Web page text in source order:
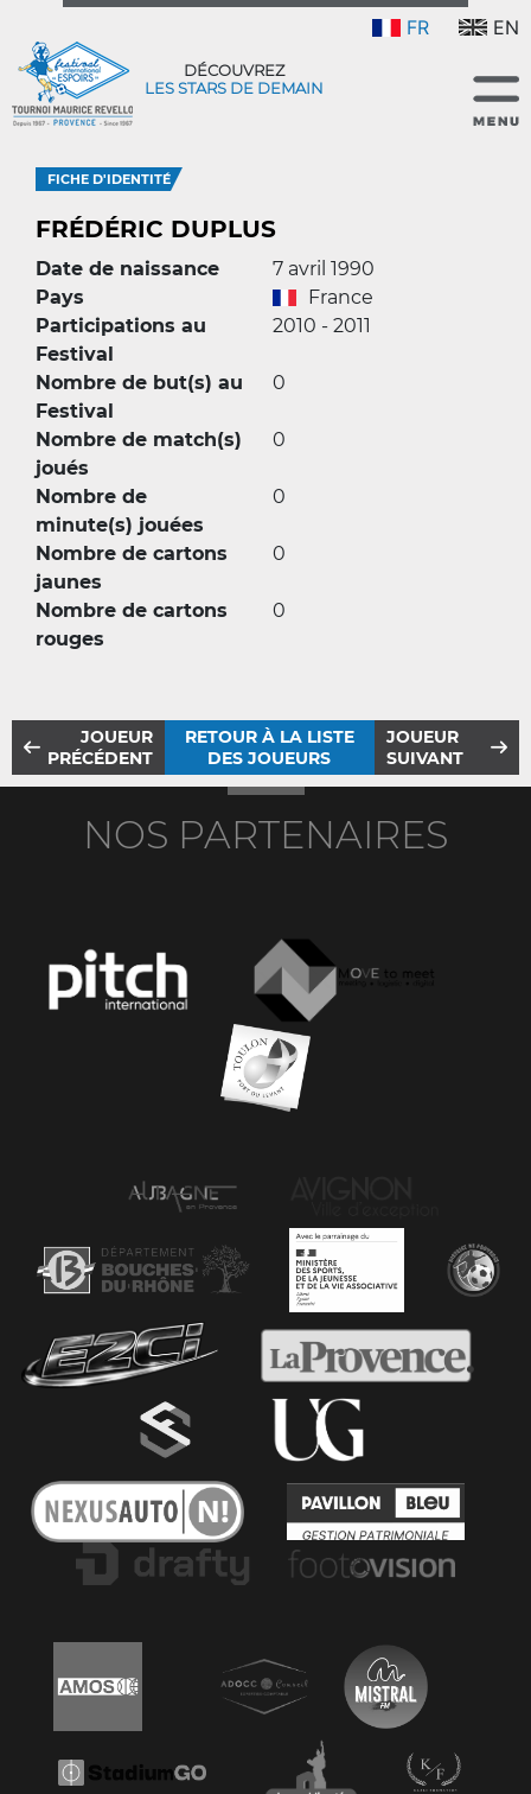
FR EN
DÉCOUVREZ
LES STARS DE DEMAIN
FICHE D'IDENTITÉ
FRÉDÉRIC DUPLUS
Date de naissance
7 avril 1990
Pays
France
Participations au
Festival
2010 - 2011
Nombre de but(s) au
Festival
0
Nombre de match(s)
joués
0
Nombre de
minute(s) jouées
0
Nombre de cartons
jaunes
0
Nombre de cartons
rouges
0
JOUEUR
PRÉCÉDENT
RETOUR À LA LISTE
DES JOUEURS
JOUEUR
SUIVANT
NOS PARTENAIRES